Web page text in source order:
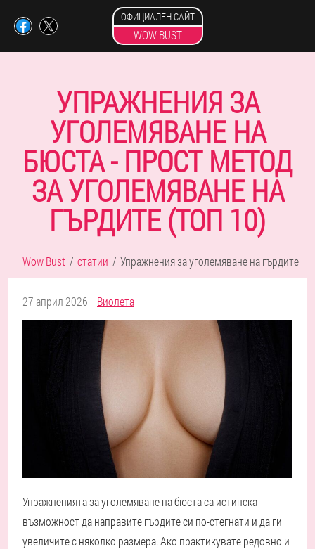
ОФИЦИАЛЕН САЙТ
WOW BUST
УПРАЖНЕНИЯ ЗА
УГОЛЕМЯВАНЕ НА
БЮСТА - ПРОСТ МЕТОД
ЗА УГОЛЕМЯВАНЕ НА
ГЪРДИТЕ (ТОП 10)
Wow Bust статии Упражнения за уголемяване на гърдите
27 април 2026 Виолета
Упражненията за уголемяване на бюста са истинска
възможност да направите гърдите си по-стегнати и да ги
увеличите с няколко размера. Ако практикувате редовно и